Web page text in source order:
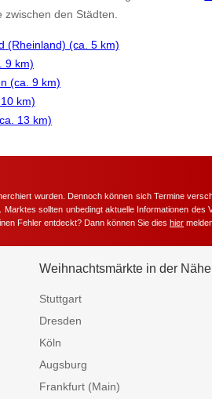
zwischen den Städten.
(Rheinland) (ca. 5 km)
9 km)
(ca. 9 km)
km)
13 km)
wurden. Dennoch können sich Termine
sollten unbedingt aktuelle Informationen des
Fehler entdeckt? Dann können Sie dies hier
Weihnachtsmärkte in der Nähe
Stuttgart
Dresden
Köln
Augsburg
Frankfurt (Main)